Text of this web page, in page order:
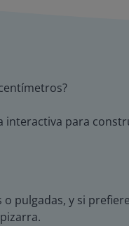
para
pulgadas, y si